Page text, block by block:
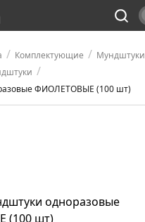
/ Комплектующие / Мундштуки
/
ФИОЛЕТОВЫЕ (100 шт)